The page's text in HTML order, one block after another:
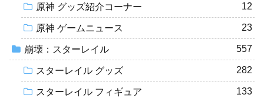
原神 グッズ紹介コーナー 12
原神 ゲームニュース 23
崩壊：スターレイル 557
スターレイル グッズ 282
スターレイル フィギュア 133